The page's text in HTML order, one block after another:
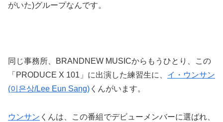
がいた)グループなんです。
同じ事務所、BRANDNEW MUSICからもうひとり、この
「PRODUCE X 101」に出演した練習生に、 イ・ウンサン
(이은상/Lee Eun Sang) くんがいます。
ウンサン くんは、この番組でデビューメンバーに選ばれ、